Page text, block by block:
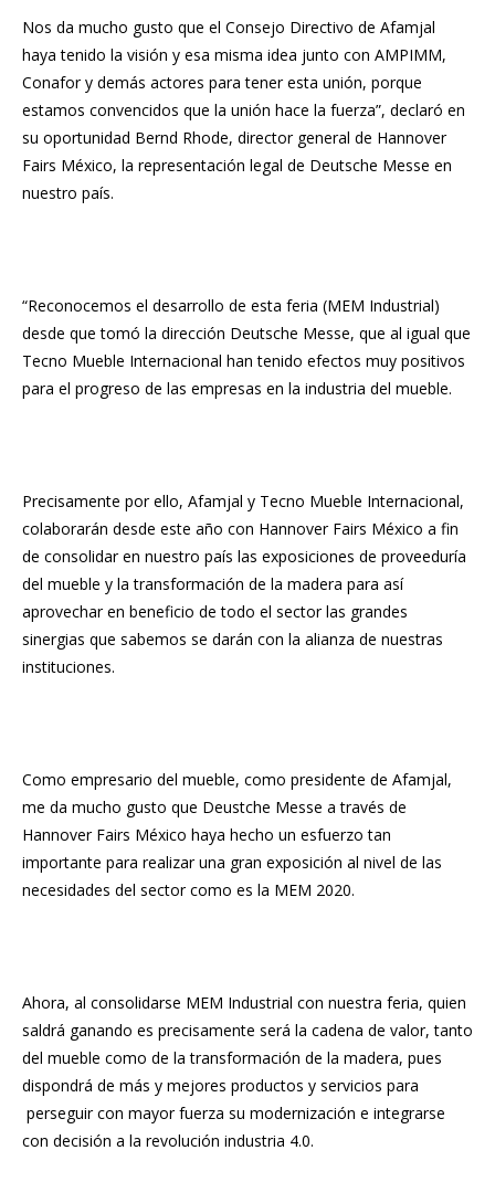
Nos da mucho gusto que el Consejo Directivo de Afamjal
haya tenido la visión y esa misma idea junto con AMPIMM,
Conafor y demás actores para tener esta unión, porque
estamos convencidos que la unión hace la fuerza”, declaró en
su oportunidad Bernd Rhode, director general de Hannover
Fairs México, la representación legal de Deutsche Messe en
nuestro país.
“Reconocemos el desarrollo de esta feria (MEM Industrial)
desde que tomó la dirección Deutsche Messe, que al igual que
Tecno Mueble Internacional han tenido efectos muy positivos
para el progreso de las empresas en la industria del mueble.
Precisamente por ello, Afamjal y Tecno Mueble Internacional,
colaborarán desde este año con Hannover Fairs México a fin
de consolidar en nuestro país las exposiciones de proveeduría
del mueble y la transformación de la madera para así
aprovechar en beneficio de todo el sector las grandes
sinergias que sabemos se darán con la alianza de nuestras
instituciones.
Como empresario del mueble, como presidente de Afamjal,
me da mucho gusto que Deustche Messe a través de
Hannover Fairs México haya hecho un esfuerzo tan
importante para realizar una gran exposición al nivel de las
necesidades del sector como es la MEM 2020.
Ahora, al consolidarse MEM Industrial con nuestra feria, quien
saldrá ganando es precisamente será la cadena de valor, tanto
del mueble como de la transformación de la madera, pues
dispondrá de más y mejores productos y servicios para
perseguir con mayor fuerza su modernización e integrarse
con decisión a la revolución industria 4.0.